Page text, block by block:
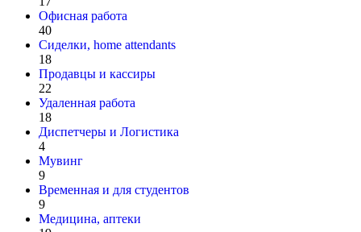
Офисная работа
40
Сиделки, home attendants
18
Продавцы и кассиры
22
Удаленная работа
18
Диспетчеры и Логистика
4
Мувинг
9
Временная и для студентов
9
Медицина, аптеки